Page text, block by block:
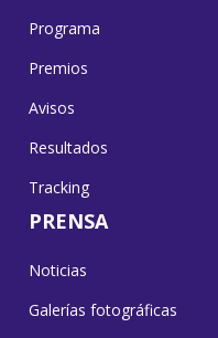
Programa
Premios
Avisos
Resultados
Tracking
PRENSA
Noticias
Galerías fotográficas